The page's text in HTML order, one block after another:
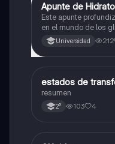
Química
Apunte de
Este apunte
en el mundo de los
los monosacáridos
gluconjugados.
entender su
Universidad 212
Química
estados de
resumen
2° 103 4